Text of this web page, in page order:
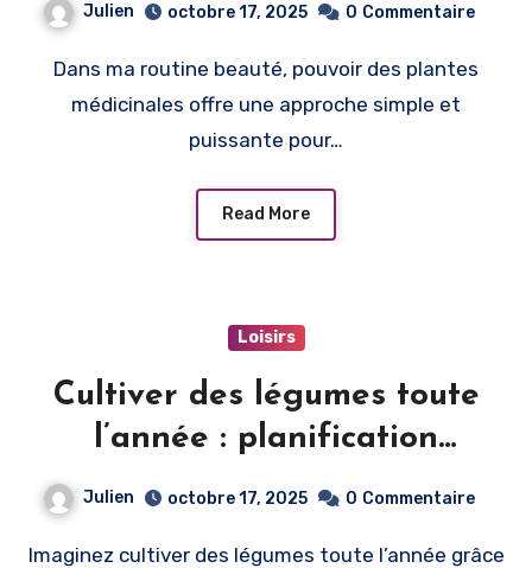
Julien octobre 17, 2025 0 Commentaire
Dans ma routine beauté, pouvoir des plantes
médicinales offre une approche simple et
puissante pour…
Read More
Loisirs
Cultiver des légumes toute
l’année : planification
saisonnière
Julien octobre 17, 2025 0 Commentaire
Imaginez cultiver des légumes toute l’année grâce